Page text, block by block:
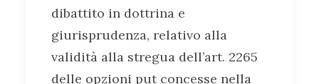
dibattito in dottrina e
giurisprudenza, relativo alla
validità alla stregua dell’art. 2265
delle opzioni put concesse nella